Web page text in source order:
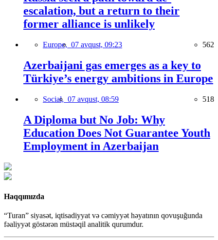
escalation, but a return to their
former alliance is unlikely
Europe, 07 avqust, 09:23 562
Azerbaijani gas emerges as a key to
Türkiye’s energy ambitions in Europe
Social, 07 avqust, 08:59 518
A Diploma but No Job: Why
Education Does Not Guarantee Youth
Employment in Azerbaijan
Haqqımızda
“Turan” siyasət, iqtisadiyyat və cəmiyyət həyatının qovuşuğunda
fəaliyyət göstərən müstəqil analitik qurumdur.